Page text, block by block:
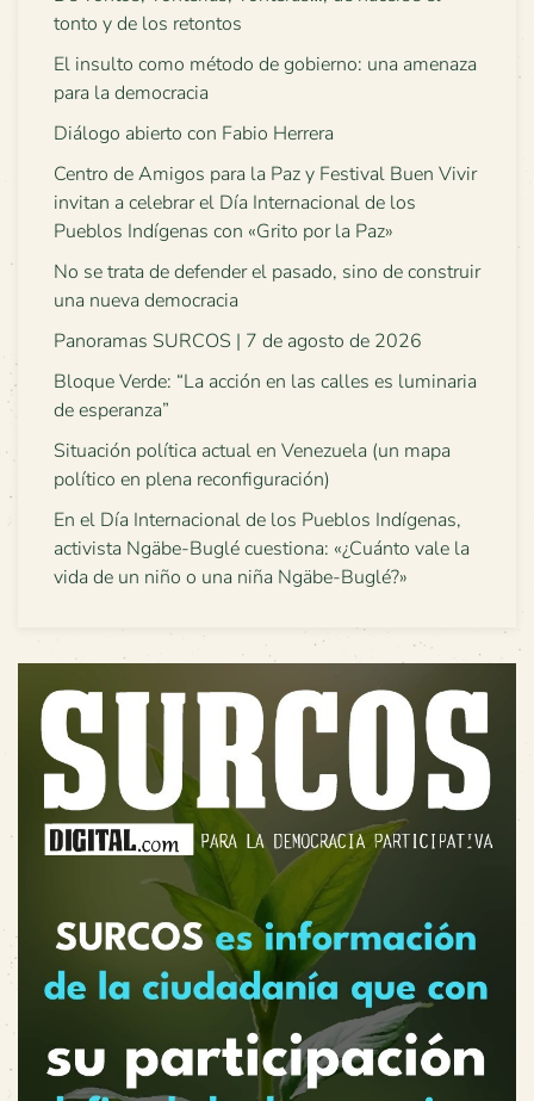
tonto y de los retontos
El insulto como método de gobierno: una amenaza
para la democracia
Diálogo abierto con Fabio Herrera
Centro de Amigos para la Paz y Festival Buen Vivir
invitan a celebrar el Día Internacional de los
Pueblos Indígenas con «Grito por la Paz»
No se trata de defender el pasado, sino de construir
una nueva democracia
Panoramas SURCOS | 7 de agosto de 2026
Bloque Verde: “La acción en las calles es luminaria
de esperanza”
Situación política actual en Venezuela (un mapa
político en plena reconfiguración)
En el Día Internacional de los Pueblos Indígenas,
activista Ngäbe-Buglé cuestiona: «¿Cuánto vale la
vida de un niño o una niña Ngäbe-Buglé?»